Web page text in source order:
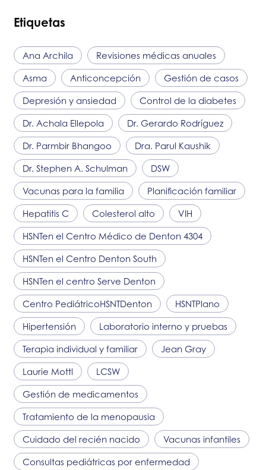
Etiquetas
Ana Archila Revisiones médicas anuales
Asma Anticoncepción Gestión de casos
Depresión y ansiedad Control de la diabetes
Dr. Achala Ellepola Dr. Gerardo Rodríguez
Dr. Parmbir Bhangoo Dra. Parul Kaushik
Dr. Stephen A. Schulman DSW
Vacunas para la familia Planificación familiar
Hepatitis C Colesterol alto VIH
HSNTen el Centro Médico de Denton 4304
HSNTen el Centro Denton South
HSNTen el centro Serve Denton
Centro PediátricoHSNTDenton HSNTPlano
Hipertensión Laboratorio interno y pruebas
Terapia individual y familiar Jean Gray
Laurie Mottl LCSW
Gestión de medicamentos
Tratamiento de la menopausia
Cuidado del recién nacido Vacunas infantiles
Consultas pediátricas por enfermedad